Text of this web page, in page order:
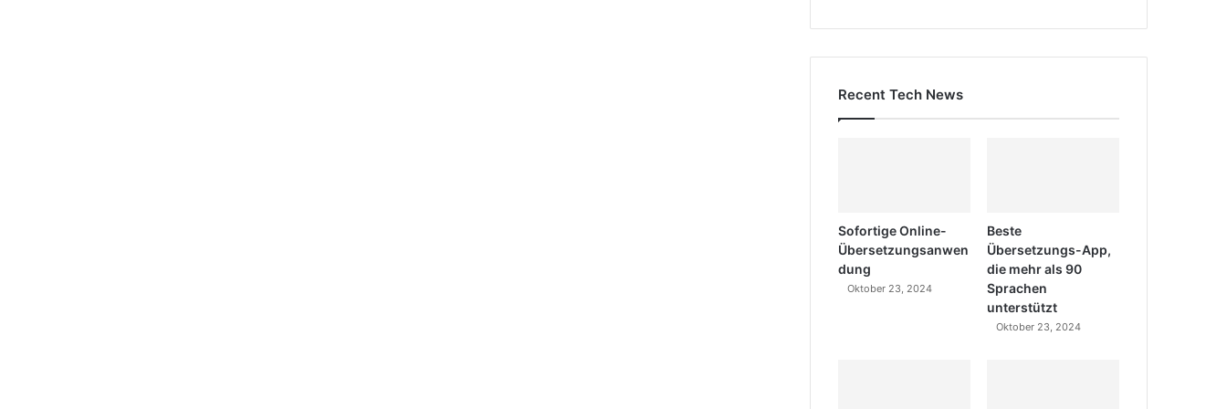
Recent Tech News
Sofortige Online-
Übersetzungsanwen
dung
Oktober 23, 2024
Beste
Übersetzungs-App,
die mehr als 90
Sprachen
unterstützt
Oktober 23, 2024